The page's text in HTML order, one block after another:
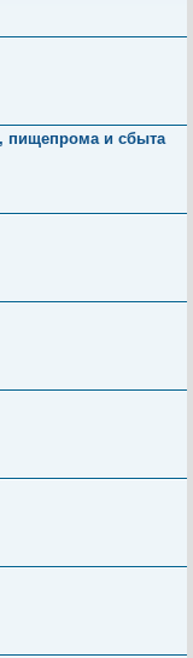
пищепрома и сбыта